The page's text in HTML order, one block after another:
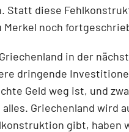
Statt diese
Merkel noch
in der
dringende
Geld weg ist, und
Griechenland
gibt,